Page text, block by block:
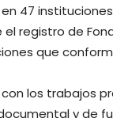
47
registro de
que
los trabajos
y de